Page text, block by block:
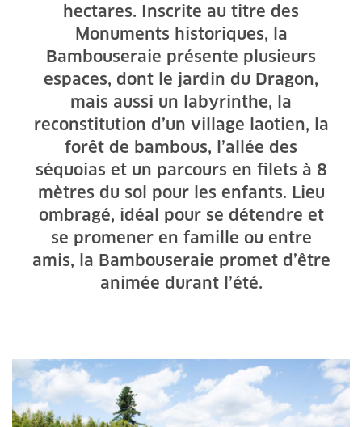
hectares. Inscrite au titre des
Monuments historiques, la
Bambouseraie présente plusieurs
espaces, dont le jardin du Dragon,
mais aussi un labyrinthe, la
reconstitution d’un village laotien, la
forêt de bambous, l’allée des
séquoias et un parcours en filets à 8
mètres du sol pour les enfants. Lieu
ombragé, idéal pour se détendre et
se promener en famille ou entre
amis, la Bambouseraie promet d’être
animée durant l’été.